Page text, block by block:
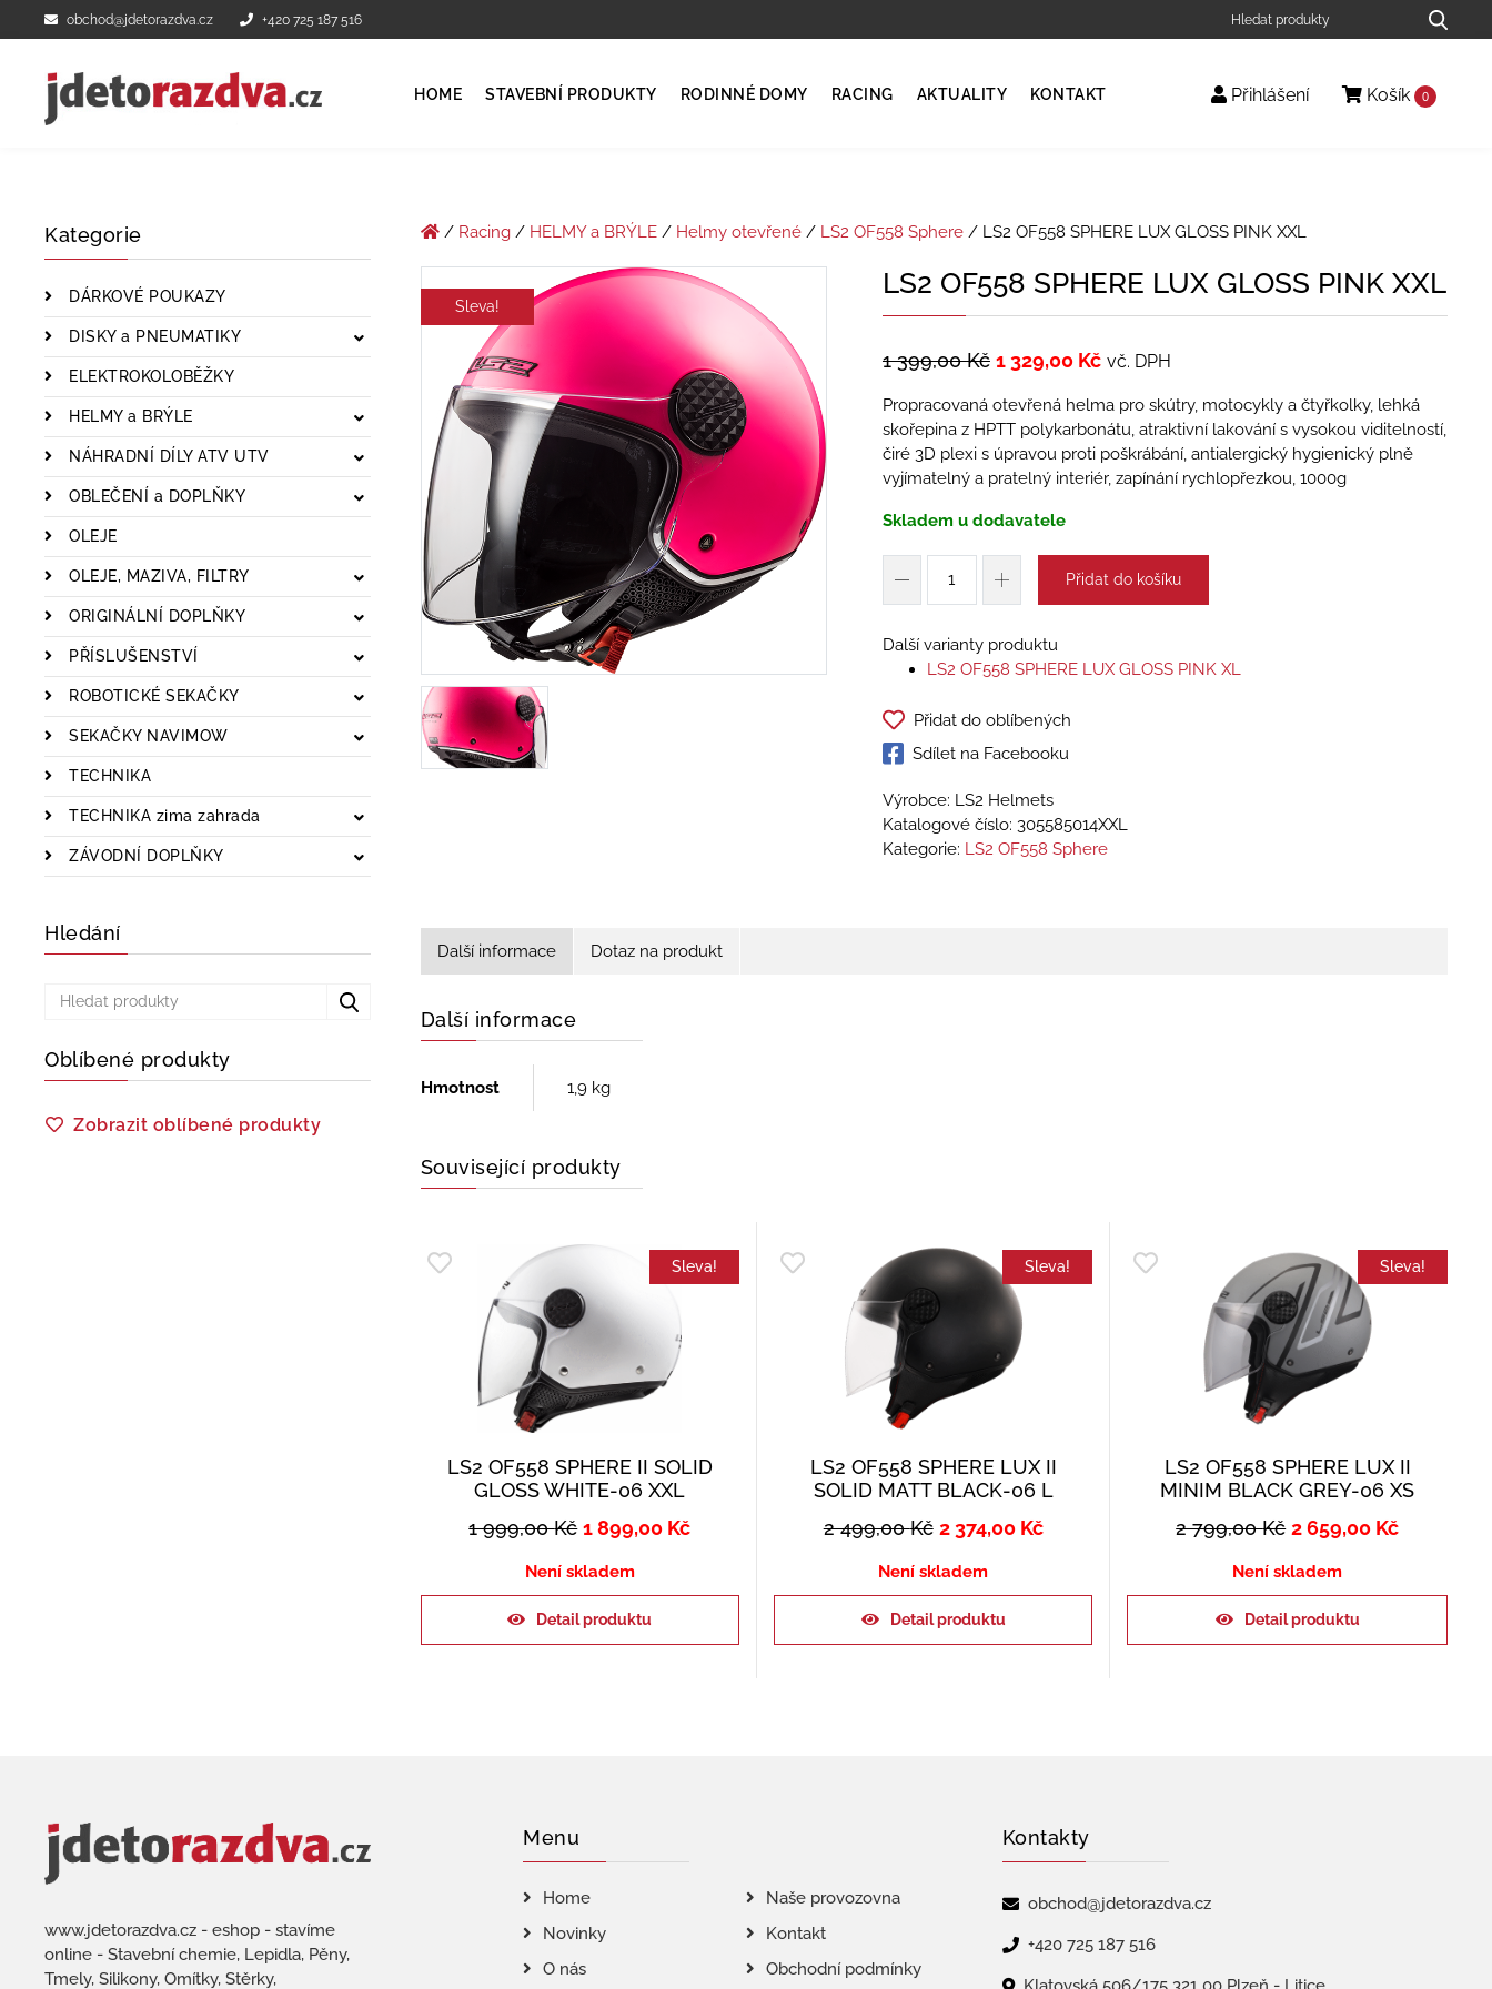
obchod@jdetorazdva.cz +420 725 187 516
HOME STAVEBNÍ PRODUKTY RODINNÉ DOMY RACING AKTUALITY KONTAKT Přihlášení Košík 0
Kategorie
DÁRKOVÉ POUKAZY
DISKY a PNEUMATIKY
ELEKTROKOLOBĚŽKY
HELMY a BRÝLE
NÁHRADNÍ DÍLY ATV UTV
OBLEČENÍ a DOPLŇKY
OLEJE
OLEJE, MAZIVA, FILTRY
ORIGINÁLNÍ DOPLŇKY
PŘÍSLUŠENSTVÍ
ROBOTICKÉ SEKAČKY
SEKAČKY NAVIMOW
TECHNIKA
TECHNIKA zima zahrada
ZÁVODNÍ DOPLŇKY
Hledání
Oblíbené produkty
Zobrazit oblíbené produkty
/ Racing/ HELMY a BRÝLE/ Helmy otevřené/ LS2 OF558 Sphere/ LS2 OF558 SPHERE LUX GLOSS PINK XXL
Sleva!
LS2 OF558 SPHERE LUX GLOSS PINK XXL
1 399,00Kč 1 329,00 Kč vč. DPH
Propracovaná otevřená helma pro skútry, motocykly a čtyřkolky, lehká
skořepina z HPTT polykarbonátu, atraktivní lakování s vysokou viditelností,
čiré 3D plexi s úpravou proti poškrábání, antialergický hygienický plně
vyjímatelný a pratelný interiér, zapínání rychlopřezkou, 1000g
Skladem u dodavatele
Přidat do košíku
Další varianty produktu
LS2 OF558 SPHERE LUX GLOSS PINK XL
Přidat do oblíbených
Sdílet na Facebooku
Výrobce: LS2 Helmets
Katalogové číslo: 305585014XXL
Kategorie: LS2 OF558 Sphere
Další informace Dotaz na produkt
Další informace
Hmotnost 1,9 kg
Související produkty
Sleva!
LS2 OF558 SPHERE II SOLID
GLOSS WHITE-06 XXL
1 999,00Kč 1 899,00 Kč
Není skladem
Detail produktu
Sleva!
LS2 OF558 SPHERE LUX II
SOLID MATT BLACK-06 L
2 499,00Kč 2 374,00 Kč
Není skladem
Detail produktu
Sleva!
LS2 OF558 SPHERE LUX II
MINIM BLACK GREY-06 XS
2 799,00Kč 2 659,00 Kč
Není skladem
Detail produktu
www.jdetorazdva.cz - eshop - stavíme
online - Stavební chemie, Lepidla, Pěny,
Tmely, Silikony, Omítky, Stěrky,
Menu
Home
Naše provozovna
Novinky
Kontakt
O nás
Obchodní podmínky
Kontakty
obchod@jdetorazdva.cz
+420 725 187 516